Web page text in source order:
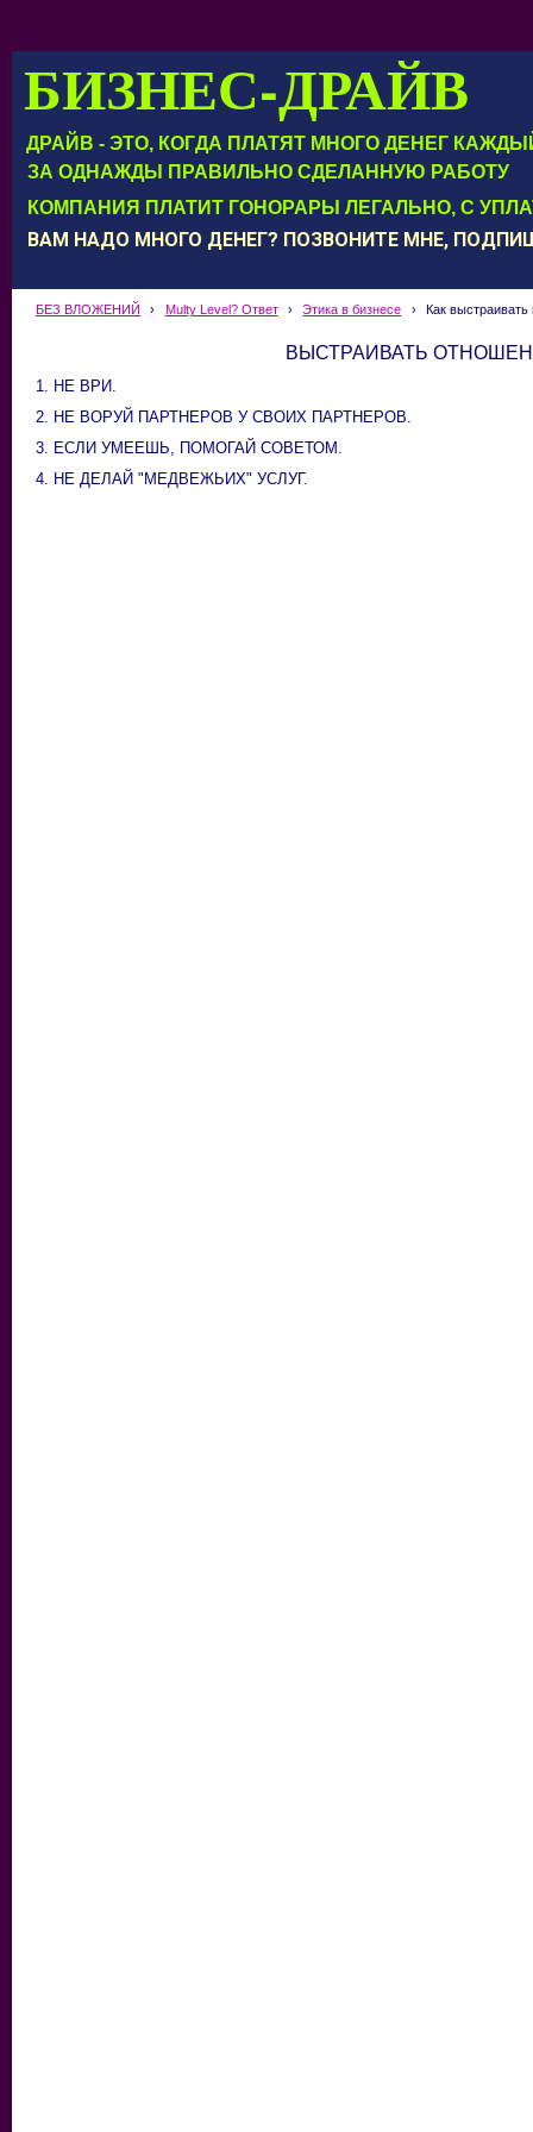
БИЗНЕС-ДРАЙВ
ДРАЙВ - ЭТО, КОГДА ПЛАТЯТ МНОГО ДЕНЕГ
КОМПАНИЯ ПЛАТИТ ГОНОРАРЫ ЛЕГАЛЬНО, С
ЗА ОДНАЖДЫ ПРАВИЛЬНО СДЕЛАННУЮ РАБОТУ
ВАМ НАДО МНОГО ДЕНЕГ? ПОЗВОНИТЕ МНЕ,
БЕЗ ВЛОЖЕНИЙ › Multy Level? Ответ › Этика в бизнесе › Как
ВЫСТРАИВАТЬ
1. НЕ ВРИ.
2. НЕ ВОРУЙ ПАРТНЕРОВ У СВОИХ ПАРТНЕРОВ.
3. ЕСЛИ УМЕЕШЬ, ПОМОГАЙ СОВЕТОМ.
4. НЕ ДЕЛАЙ "МЕДВЕЖЬИХ" УСЛУГ.